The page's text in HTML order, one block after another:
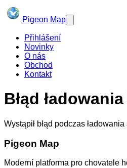
Pigeon Map
Přihlášení
Novinky
O nás
Obchod
Kontakt
Błąd
Wystąpił błąd podczas
Pigeon Map
Moderní platforma pro chovatele